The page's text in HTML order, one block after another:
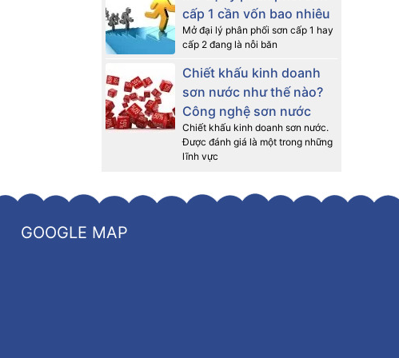
cấp 1 cần vốn bao nhiêu
Mở đại lý phân phối sơn cấp 1 hay
cấp 2 đang là nỗi băn
Chiết khấu kinh doanh
sơn nước như thế nào?
Công nghệ sơn nước
Chiết khấu kinh doanh sơn nước.
Được đánh giá là một trong những
lĩnh vực
GOOGLE MAP